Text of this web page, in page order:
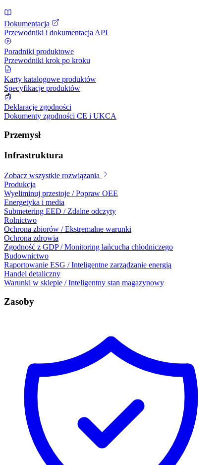
Dokumentacja
Przewodniki i dokumentacja API
Poradniki produktowe
Przewodniki krok po kroku
Karty katalogowe produktów
Specyfikacje produktów
Deklaracje zgodności
Dokumenty zgodności CE i UKCA
Przemysł
Infrastruktura
Zobacz wszystkie rozwiązania
Produkcja
Wyeliminuj przestoje / Popraw OEE
Energetyka i media
Submetering EED / Zdalne odczyty
Rolnictwo
Ochrona zbiorów / Ekstremalne warunki
Ochrona zdrowia
Zgodność z GDP / Monitoring łańcucha chłodniczego
Budownictwo
Raportowanie ESG / Inteligentne zarządzanie energią
Handel detaliczny
Warunki w sklepie / Inteligentny stan magazynowy
Zasoby